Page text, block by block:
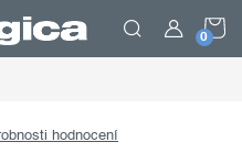
hodnocení